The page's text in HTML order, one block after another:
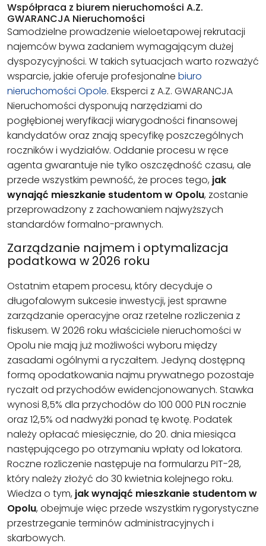
Współpraca z biurem nieruchomości A.Z.
GWARANCJA Nieruchomości
Samodzielne prowadzenie wieloetapowej rekrutacji
najemców bywa zadaniem wymagającym dużej
dyspozycyjności. W takich sytuacjach warto rozważyć
wsparcie, jakie oferuje profesjonalne biuro
nieruchomości Opole. Eksperci z A.Z. GWARANCJA
Nieruchomości dysponują narzędziami do
pogłębionej weryfikacji wiarygodności finansowej
kandydatów oraz znają specyfikę poszczególnych
roczników i wydziałów. Oddanie procesu w ręce
agenta gwarantuje nie tylko oszczędność czasu, ale
przede wszystkim pewność, że proces tego, jak
wynająć mieszkanie studentom w Opolu, zostanie
przeprowadzony z zachowaniem najwyższych
standardów formalno-prawnych.
Zarządzanie najmem i optymalizacja
podatkowa w 2026 roku
Ostatnim etapem procesu, który decyduje o
długofalowym sukcesie inwestycji, jest sprawne
zarządzanie operacyjne oraz rzetelne rozliczenia z
fiskusem. W 2026 roku właściciele nieruchomości w
Opolu nie mają już możliwości wyboru między
zasadami ogólnymi a ryczałtem. Jedyną dostępną
formą opodatkowania najmu prywatnego pozostaje
ryczałt od przychodów ewidencjonowanych. Stawka
wynosi 8,5% dla przychodów do 100 000 PLN rocznie
oraz 12,5% od nadwyżki ponad tę kwotę. Podatek
należy opłacać miesięcznie, do 20. dnia miesiąca
następującego po otrzymaniu wpłaty od lokatora.
Roczne rozliczenie następuje na formularzu PIT-28,
który należy złożyć do 30 kwietnia kolejnego roku.
Wiedza o tym, jak wynająć mieszkanie studentom w
Opolu, obejmuje więc przede wszystkim rygorystyczne
przestrzeganie terminów administracyjnych i
skarbowych.